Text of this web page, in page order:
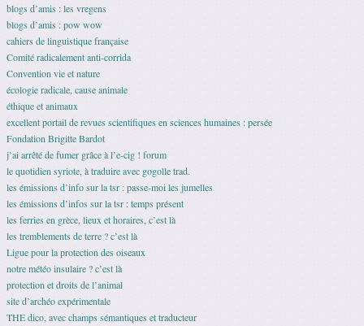
blogs d’amis : les vregens
blogs d’amis : pow wow
cahiers de linguistique française
Comité radicalement anti-corrida
Convention vie et nature
écologie radicale, cause animale
éthique et animaux
excellent portail de revues scientifiques en sciences humaines : persée
Fondation Brigitte Bardot
j’ai arrêté de fumer grâce à l’e-cig ! forum
le quotidien syriote, à traduire avec gogolle trad.
les émissions d’info sur la tsr : passe-moi les jumelles
les émissions d’infos sur la tsr : temps présent
les ferries en grèce, lieux et horaires, c’est là
les tremblements de terre ? c’est là
Ligue pour la protection des oiseaux
notre météo insulaire ? c’est là
protection et droits de l’animal
site d’archéo expérimentale
THE dico, avec champs sémantiques et traducteur